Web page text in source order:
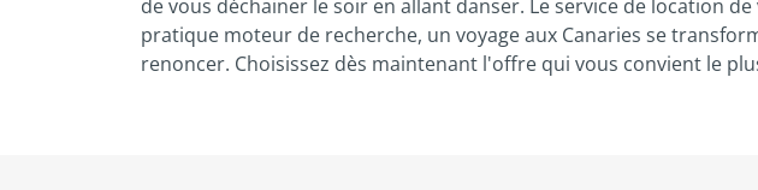
de vous déchainer le soir en allant danser. Le service de location
pratique moteur de recherche, un voyage aux Canaries se
renoncer. Choisissez dès maintenant l'offre qui vous convient le